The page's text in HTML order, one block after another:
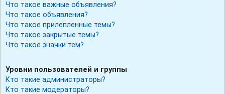
Что такое важные объявления?
Что такое объявления?
Что такое прилепленные темы?
Что такое закрытые темы?
Что такое значки тем?
Уровни пользователей и группы
Кто такие администраторы?
Кто такие модераторы?